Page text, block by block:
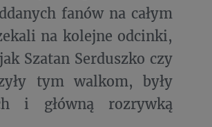
fanów na całym
na kolejne odcinki,
Szatan Serduszko czy
tym walkom, były
i główną rozrywką